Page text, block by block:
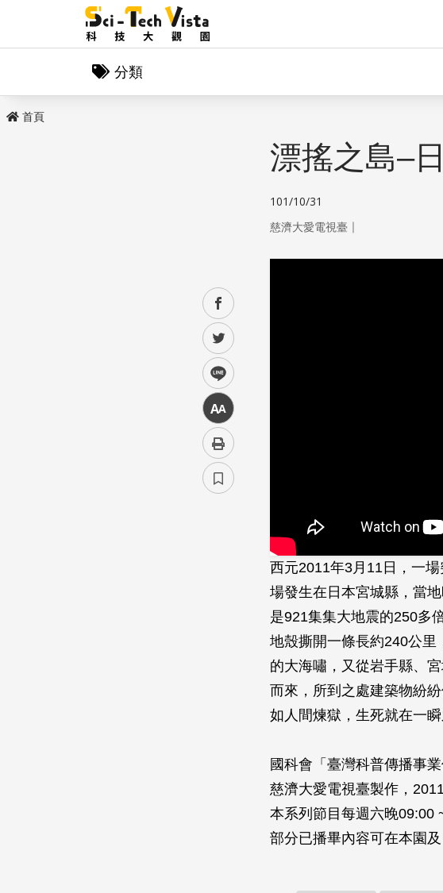
分類
首頁
facebook
twitter
line
中
漂搖之島–
101/10/31
慈濟大愛電視臺 ｜
西元2011年3月11日，一
場發生在日本宮城縣，當
是921集集大地震的250多
地殼撕開一條長約240公里
的大海嘯，又從岩手縣、
而來，所到之處建築物紛
如人間煉獄，生死就在一瞬
國科會「臺灣科普傳播事
慈濟大愛電視臺製作，
本系列節目每週六晚09:00
部分已播畢內容可在本園及